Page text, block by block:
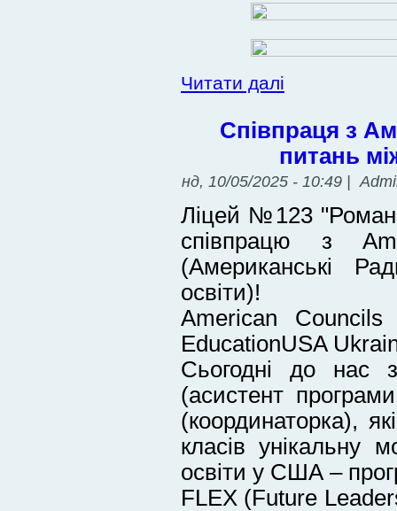
Читати далі
Співпраця з
питань
нд, 10/05/2025 - 10:49 |
Ліцей №123
співпрацю з
(Американські
освіти)!
American
EducationUSA
Сьогодні до нас
(асистент
(координаторка),
класів унікальну
освіти у США –
FLEX (Future